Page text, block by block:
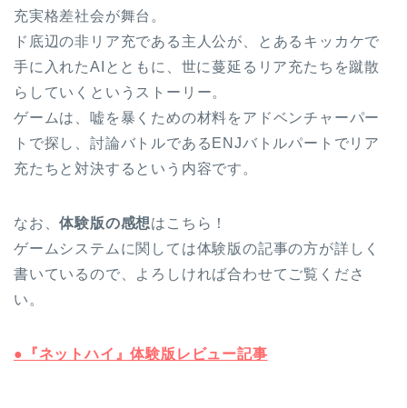
充実格差社会が舞台。
ド底辺の非リア充である主人公が、とあるキッカケで
手に入れたAIとともに、世に蔓延るリア充たちを蹴散
らしていくというストーリー。
ゲームは、嘘を暴くための材料をアドベンチャーパー
トで探し、討論バトルであるENJバトルパートでリア
充たちと対決するという内容です。
なお、体験版の感想はこちら！
ゲームシステムに関しては体験版の記事の方が詳しく
書いているので、よろしければ合わせてご覧くださ
い。
●『ネットハイ』体験版レビュー記事